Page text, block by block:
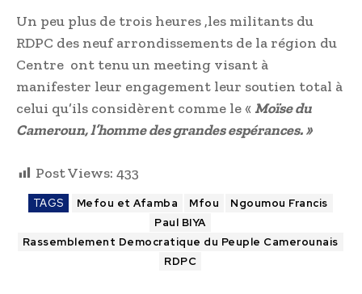
Un peu plus de trois heures ,les militants du
RDPC des neuf arrondissements de la région du
Centre ont tenu un meeting visant à
manifester leur engagement leur soutien total à
celui qu’ils considèrent comme le « Moïse du
Cameroun, l’homme des grandes espérances. »
Post Views: 433
TAGS Mefou et Afamba Mfou
Ngoumou Francis
Paul BIYA
Rassemblement Democratique du Peuple Camerounais
RDPC